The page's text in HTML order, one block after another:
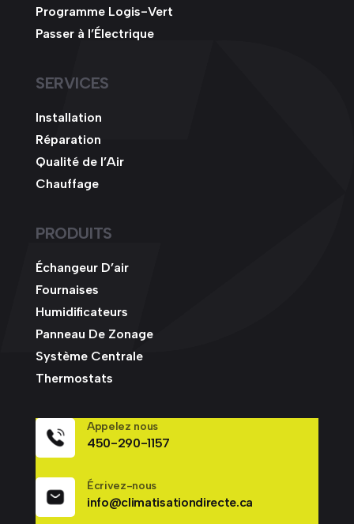
Programme Logis-Vert
Passer à l’Électrique
SERVICES
Installation
Réparation
Qualité de l’Air
Chauffage
PRODUITS
Échangeur D’air
Fournaises
Humidificateurs
Panneau De Zonage
Système Centrale
Thermostats
Appelez nous
450-290-1157
Écrivez-nous
info@climatisationdirecte.ca